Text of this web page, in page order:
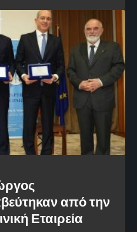
από την
Εταιρεία